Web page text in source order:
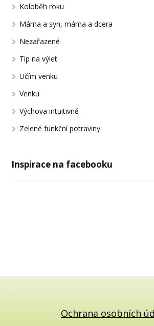
Koloběh roku
Máma a syn, máma a dcera
Nezařazené
Tip na výlet
Učím venku
Venku
Výchova intuitivně
Zelené funkční potraviny
Inspirace na facebooku
Ochrana osobních